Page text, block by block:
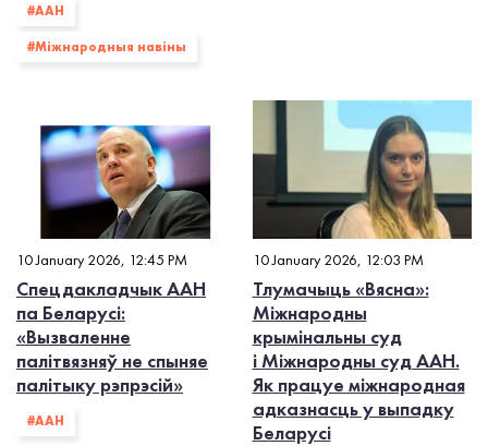
#ААН
#Міжнародныя навіны
10 January 2026, 12:45 PM
Спецдакладчык ААН
па Беларусі:
«Вызваленне
палітвязняў не спыняе
палітыку рэпрэсій»
#ААН
10 January 2026, 12:03 PM
Тлумачыць «Вясна»:
Міжнародны
крымінальны суд
і Міжнародны суд ААН.
Як працуе міжнародная
адказнасць у выпадку
Беларусі